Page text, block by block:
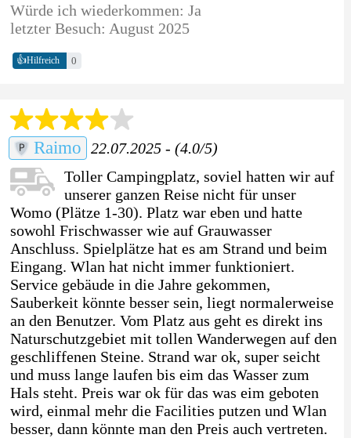
Würde ich wiederkommen: Ja
letzter Besuch: August 2025
👍Hilfreich 0
Raimo 22.07.2025 - (4.0/5)
Toller Campingplatz, soviel hatten wir auf
unserer ganzen Reise nicht für unser
Womo (Plätze 1-30). Platz war eben und hatte
sowohl Frischwasser wie auf Grauwasser
Anschluss. Spielplätze hat es am Strand und beim
Eingang. Wlan hat nicht immer funktioniert.
Service gebäude in die Jahre gekommen,
Sauberkeit könnte besser sein, liegt normalerweise
an den Benutzer. Vom Platz aus geht es direkt ins
Naturschutzgebiet mit tollen Wanderwegen auf den
geschliffenen Steine. Strand war ok, super seicht
und muss lange laufen bis eim das Wasser zum
Hals steht. Preis war ok für das was eim geboten
wird, einmal mehr die Facilities putzen und Wlan
besser, dann könnte man den Preis auch vertreten.